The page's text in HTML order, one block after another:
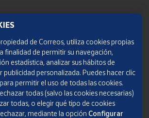
Web
de Correos, utiliza cookies propias
finalidad de permitir su navegación,
estadística, analizar sus hábitos de
publicidad personalizada. Puedes hacer clic
permitir el uso de todas las cookies.
todas (salvo las cookies necesarias)
todas, o elegir qué tipo de cookies
mediante la opción Configurar